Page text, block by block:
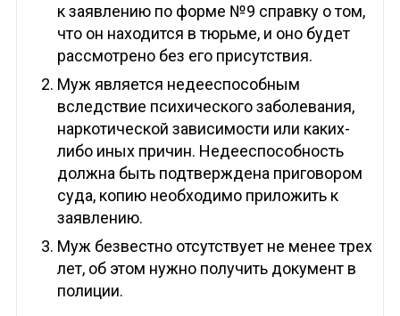
к заявлению по форме №9 справку о том,
что он находится в тюрьме, и оно будет
рассмотрено без его присутствия.
Муж является недееспособным
вследствие психического заболевания,
наркотической зависимости или каких-
либо иных причин. Недееспособность
должна быть подтверждена приговором
суда, копию необходимо приложить к
заявлению.
Муж безвестно отсутствует не менее трех
лет, об этом нужно получить документ в
полиции.